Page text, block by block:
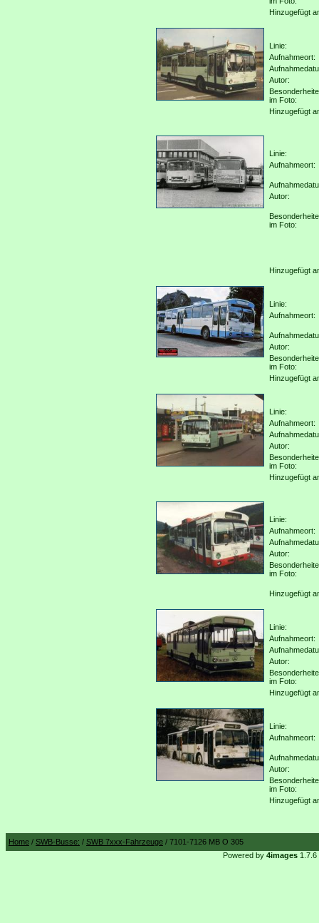
Hinzugefügt
Linie:
Aufnahmeort:
Autor:
im Foto:
Hinzugefügt
Linie:
Aufnahmeort:
Autor:
im Foto:
Hinzugefügt
Linie:
Aufnahmeort:
Autor:
im Foto:
Hinzugefügt
Linie:
Aufnahmeort:
Autor:
im Foto:
Hinzugefügt
Linie:
Aufnahmeort:
Autor:
im Foto:
Hinzugefügt
Linie:
Aufnahmeort:
Autor:
im Foto:
Hinzugefügt
Linie:
Aufnahmeort:
Autor:
im Foto:
Hinzugefügt
Home / SWB-Busse: / SWB 7xxx-Fahrzeuge / 7101-7126 MB O 305
Powered by 4images1.7.6